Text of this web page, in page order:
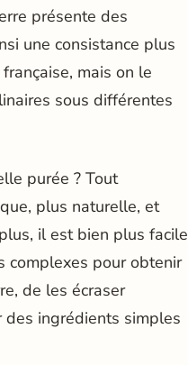
présente des
une consistance plus
mais on le
sous différentes
purée ? Tout
plus naturelle, et
il est bien plus facile
complexes pour obtenir
de les écraser
des ingrédients simples